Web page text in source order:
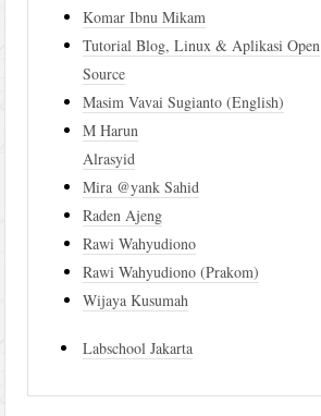
Komar Ibnu Mikam
Tutorial Blog, Linux & Aplikasi Open
Source
Masim Vavai Sugianto (English)
M Harun
Alrasyid
Mira @yank Sahid
Raden Ajeng
Rawi Wahyudiono
Rawi Wahyudiono (Prakom)
Wijaya Kusumah
Labschool Jakarta